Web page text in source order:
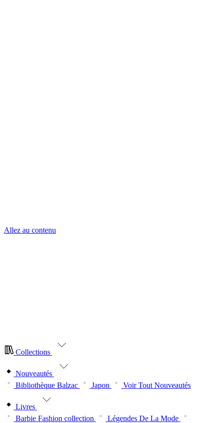
Allez au contenu
Collections
Nouveautés
Bibliothèque Balzac
Japon Voir Tout Nouveautés
Livres
Barbie Fashion collection
Légendes De La Mode